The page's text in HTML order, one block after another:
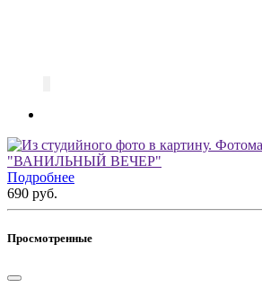
Подробнее
690 руб.
Просмотренные